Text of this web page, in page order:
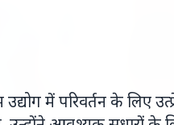
उद्योग में परिवर्तन के लिए